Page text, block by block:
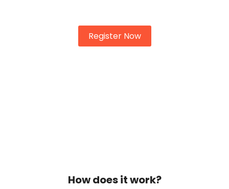
Register Now
How does it work?